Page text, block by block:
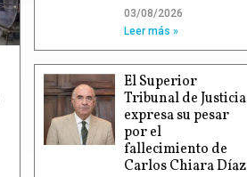
03/08/2026
Leer más »
El Superior
Tribunal de Justicia
expresa su pesar
por el
fallecimiento de
Carlos Chiara Díaz